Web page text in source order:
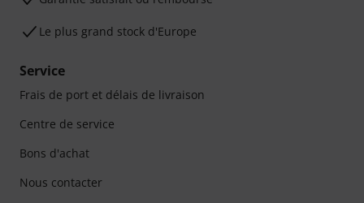
Le plus grand stock d'Europe
Service
Frais de port et délais de livraison
Centre de service
Bons d'achat
Nous contacter